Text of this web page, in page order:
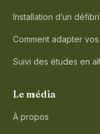
Installation d’un
Comment adapter
Suivi des études en
Le média
À propos